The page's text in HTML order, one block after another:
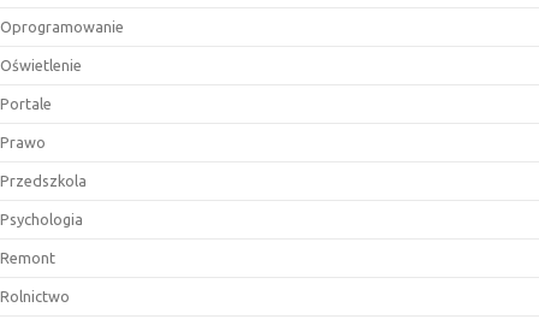
Oprogramowanie
Oświetlenie
Portale
Prawo
Przedszkola
Psychologia
Remont
Rolnictwo